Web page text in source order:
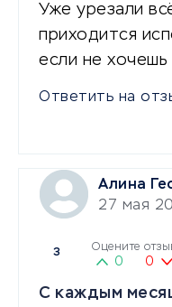
Уже урезали
приходится
если не хочешь
Ответить на
Алина
27 мая
3 Оцените
0 0
С каждым